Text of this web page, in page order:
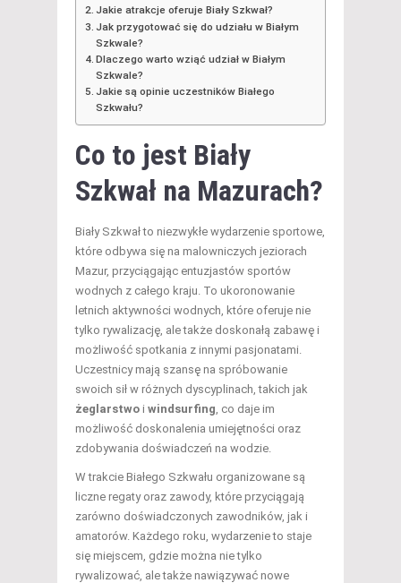
Jakie atrakcje oferuje Biały Szkwał?
Jak przygotować się do udziału w Białym
Szkwale?
Dlaczego warto wziąć udział w Białym
Szkwale?
Jakie są opinie uczestników Białego
Szkwału?
Co to jest Biały
Szkwał na Mazurach?
Biały Szkwał to niezwykłe wydarzenie sportowe,
które odbywa się na malowniczych jeziorach
Mazur, przyciągając entuzjastów sportów
wodnych z całego kraju. To ukoronowanie
letnich aktywności wodnych, które oferuje nie
tylko rywalizację, ale także doskonałą zabawę i
możliwość spotkania z innymi pasjonatami.
Uczestnicy mają szansę na spróbowanie
swoich sił w różnych dyscyplinach, takich jak
żeglarstwo i windsurfing , co daje im
możliwość doskonalenia umiejętności oraz
zdobywania doświadczeń na wodzie.
W trakcie Białego Szkwału organizowane są
liczne regaty oraz zawody, które przyciągają
zarówno doświadczonych zawodników, jak i
amatorów. Każdego roku, wydarzenie to staje
się miejscem, gdzie można nie tylko
rywalizować, ale także nawiązywać nowe